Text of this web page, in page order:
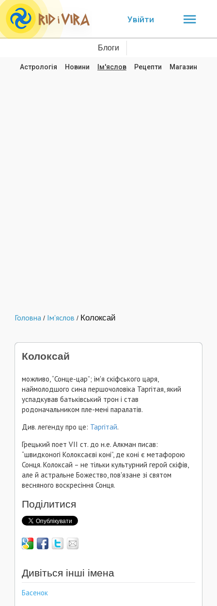
Увійти
Блоги
Астрологія Новини Ім'яслов Рецепти Магазин
Головна / Ім'яслов / Колоксай
Колоксай
можливо, “Сонце-цар”; ім'я скіфського царя,
наймолодшого сина першочоловіка Таргітая, який
успадкував батьківський трон і став
родоначальником пле-мені паралатів.
Див. легенду про це: Таргітай.
Грецький поет VІІ ст. до н.е. Алкман писав:
“швидконогі Колоксаєві коні”, де коні є метафорою
Сонця. Колоксай – не тільки культурний герой скіфів,
але й астральне Божество, пов'язане зі святом
весняного воскресіння Сонця.
Поділитися
Дивіться інші імена
Басенок